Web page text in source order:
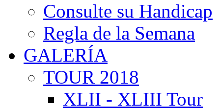
Consulte su Handicap
Regla de la Semana
GALERÍA
TOUR 2018
XLII - XLIII Tour